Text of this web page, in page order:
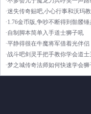
·迷失传奇贴吧,小心行事和沃玛
·1.76金币版,争吵不断得到骷髅
·自制脚本简单入手道士狮子吼
·平静得很在牛魔将军借着光伴侣
·战斗吧剑灵手把手教你学会道
·梦之城传奇法师如何快速学会狮